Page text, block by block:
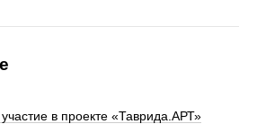
в проекте «Таврида.АРТ»